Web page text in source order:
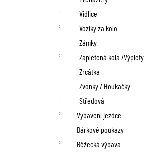
Vidlice
Vozíky za kolo
Zámky
Zapletená kola /Výplety
Zrcátka
Zvonky / Houkačky
Středová
Vybavení jezdce
Dárkové poukazy
Běžecká výbava